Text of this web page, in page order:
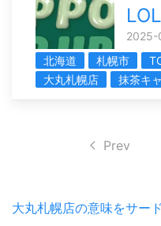
2025-
北海道
札幌市
大丸札幌店
抹茶キ
Prev
大丸札幌店の意味をサー